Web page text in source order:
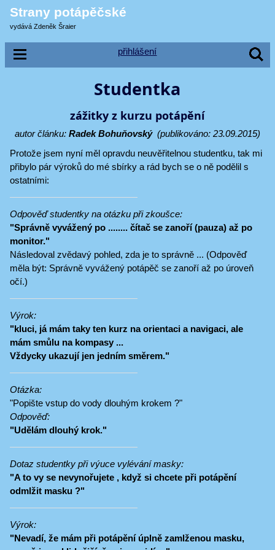
Strany potápěčské
vydává Zdeněk Šraier
přihlášení
Studentka
zážitky z kurzu potápění
autor článku: Radek Bohuňovský(publikováno: 23.09.2015)
Protože jsem nyní měl opravdu neuvěřitelnou studentku, tak mi
přibylo pár výroků do mé sbírky a rád bych se o ně podělil s
ostatními:
Odpověď studentky na otázku při zkoušce:
"Správně vyvážený po ........ čítač se zanoří (pauza) až po
monitor."
Následoval zvědavý pohled, zda je to správně ... (Odpověď
měla být: Správně vyvážený potápěč se zanoří až po úroveň
očí.)
Výrok:
"kluci, já mám taky ten kurz na orientaci a navigaci, ale
mám smůlu na kompasy ...
Vždycky ukazují jen jedním směrem."
Otázka:
"Popište vstup do vody dlouhým krokem ?"
Odpověď:
"Udělám dlouhý krok."
Dotaz studentky při výuce vylévání masky:
"A to vy se nevynořujete , když si chcete při potápění
odmlžit masku ?"
Výrok:
"Nevadí, že mám při potápění úplně zamlženou masku,